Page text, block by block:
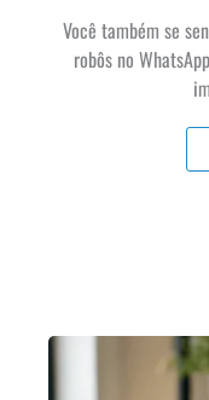
Você também se
robôs no